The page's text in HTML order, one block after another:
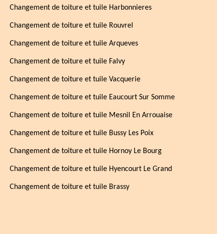
Changement de toiture et tuile Harbonnieres
Changement de toiture et tuile Rouvrel
Changement de toiture et tuile Arqueves
Changement de toiture et tuile Falvy
Changement de toiture et tuile Vacquerie
Changement de toiture et tuile Eaucourt Sur Somme
Changement de toiture et tuile Mesnil En Arrouaise
Changement de toiture et tuile Bussy Les Poix
Changement de toiture et tuile Hornoy Le Bourg
Changement de toiture et tuile Hyencourt Le Grand
Changement de toiture et tuile Brassy